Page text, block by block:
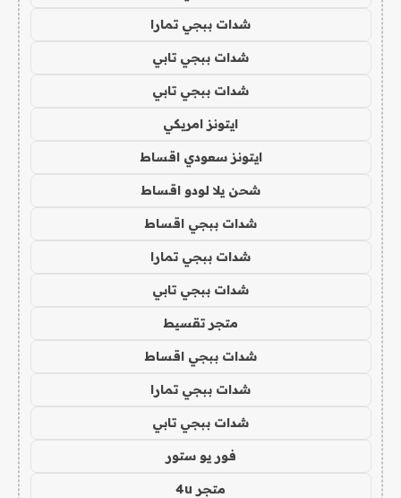
شدات ببجي تمارا
شدات ببجي تابي
شدات ببجي تابي
ايتونز امريكي
ايتونز سعودي اقساط
شحن يلا لودو اقساط
شدات ببجي اقساط
شدات ببجي تمارا
شدات ببجي تابي
متجر تقسيط
شدات ببجي اقساط
شدات ببجي تمارا
شدات ببجي تابي
فور يو ستور
متجر 4u